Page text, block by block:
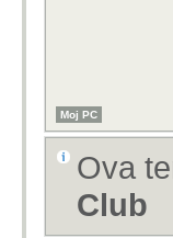
Moj PC
Ova
Club